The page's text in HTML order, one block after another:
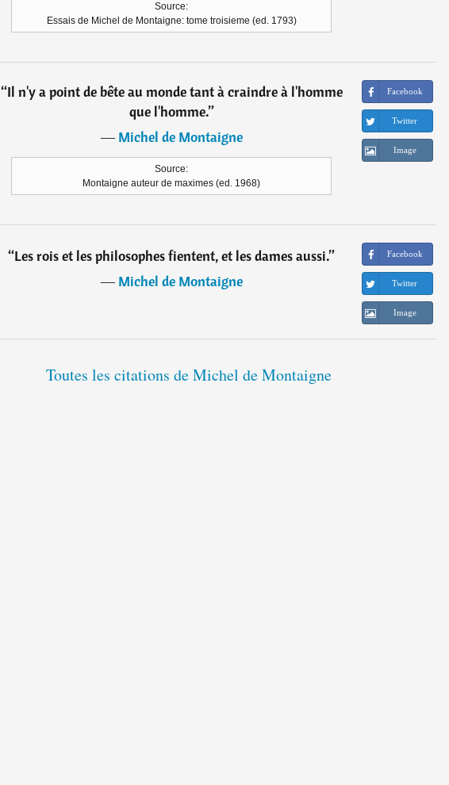
Source:
Essais de Michel de Montaigne: tome troisieme (ed. 1793)
“Il n'y a point de bête au monde tant à craindre à l'homme
que l'homme.”
―Michel de Montaigne
Source:
Montaigne auteur de maximes (ed. 1968)
Facebook
Twitter
Image
“Les rois et les philosophes fientent, et les dames aussi.”
―Michel de Montaigne
Facebook
Twitter
Image
Toutes les citations de Michel de Montaigne